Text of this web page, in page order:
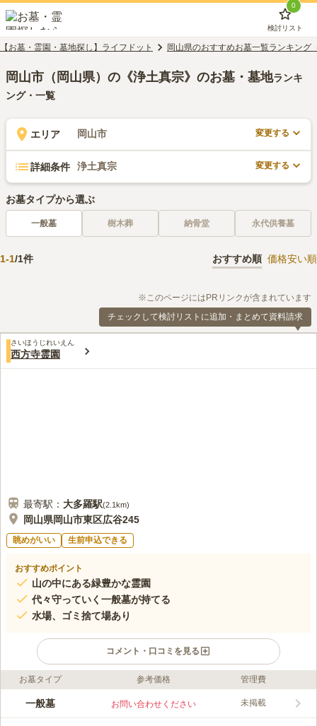
0
検討リスト
【お墓・霊園・墓地探し】ライフドット 岡山県のおすすめお墓一覧ランキング
岡山市（岡山県）の《浄土真宗》のお墓・墓地ランキ
ング・一覧
エリア 岡山市 変更する
詳細条件 浄土真宗 変更する
お墓タイプから選ぶ
一般墓 樹木葬 納骨堂 永代供養墓
1-1/1件 おすすめ順 価格安い順
※このページにはPRリンクが含まれています
チェックして検討リストに追加・まとめて資料請求
さいほうじれいえん
西方寺霊園
最寄駅： 大多羅駅(2.1km)
岡山県岡山市東区広谷245
眺めがいい 生前申込できる
おすすめポイント
山の中にある緑豊かな霊園
代々守っていく一般墓が持てる
水場、ゴミ捨て場あり
コメント・口コミを見る
ライフドット編集部のコメント
岡山市東区にある、西方寺が管理する寺院墓地です。見晴らしが
お墓タイプ 参考価格 管理費
一般墓 お問い合わせください 未掲載